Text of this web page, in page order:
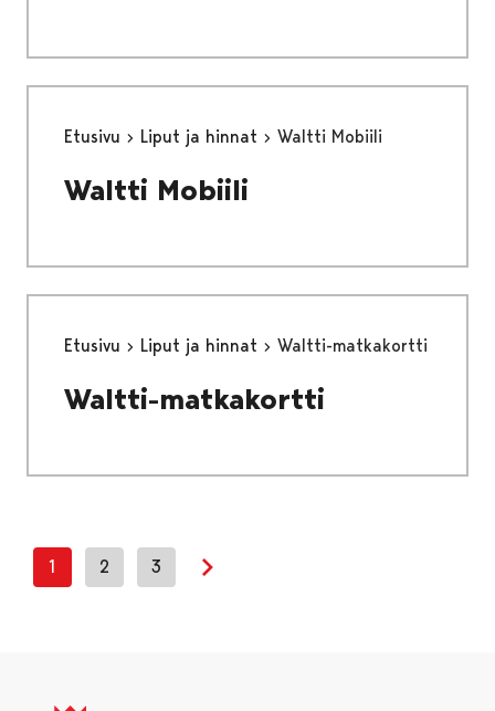
Etusivu Liput ja hinnat Waltti Mobiili
Waltti Mobiili
Etusivu Liput ja hinnat Waltti-matkakortti
Waltti-matkakortti
1 2 3